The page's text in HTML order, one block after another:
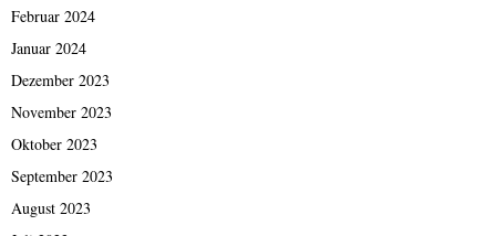
Februar 2024
Januar 2024
Dezember 2023
November 2023
Oktober 2023
September 2023
August 2023